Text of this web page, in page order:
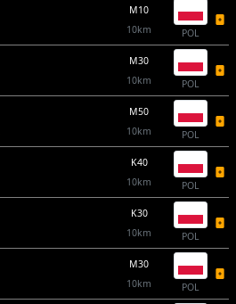
M10
10km
POL
M30
10km
POL
M50
10km
POL
K40
10km
POL
K30
10km
POL
M30
10km
POL